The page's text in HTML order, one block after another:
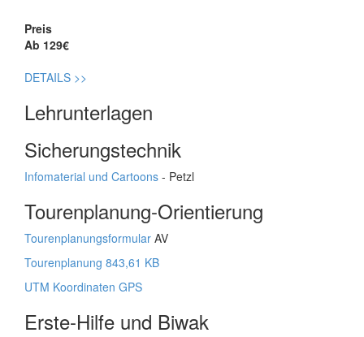
Preis
Ab 129€
DETAILS >>
Lehrunterlagen
Sicherungstechnik
Infomaterial und Cartoons - Petzl
Tourenplanung-Orientierung
Tourenplanungsformular AV
Tourenplanung 843,61 KB
UTM Koordinaten GPS
Erste-Hilfe und Biwak